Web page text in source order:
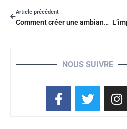
Article précédent
Comment créer une ambiance design dans votre cuisine ?
NOUS SUIVRE